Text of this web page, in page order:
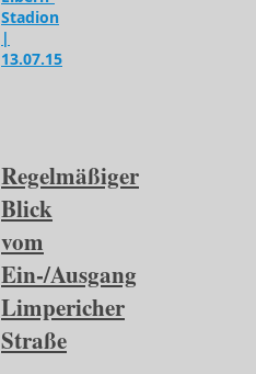
Regelmäßiger
Blick
vom
Ein-/Ausgang
Limpericher
Straße